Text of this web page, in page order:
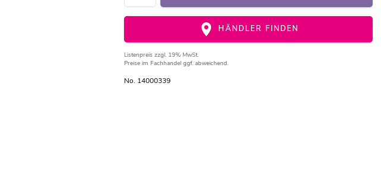
HÄNDLER FINDEN
Listenpreis zzgl. 19% MwSt.
Preise im Fachhandel ggf. abweichend.
No. 14000339